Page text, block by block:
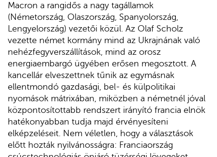
Macron a rangidős a nagy tagállamok
(Németország, Olaszország, Spanyolország,
Lengyelország) vezetői közül. Az Olaf Scholz
vezette német kormány mind az Ukrajnának való
nehézfegyverszállítások, mind az orosz
energiaembargó ügyében erősen megosztott. A
kancellár elveszettnek tűnik az egymásnak
ellentmondó gazdasági, bel- és külpolitikai
nyomások mátrixában, miközben a németnél jóval
központosítottabb rendszert irányító francia elnök
hatékonyabban tudja majd érvényesíteni
elképzeléseit. Nem véletlen, hogy a választások
előtt hozták nyilvánosságra: Franciaország